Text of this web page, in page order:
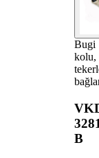
Bugi
kolu,
B